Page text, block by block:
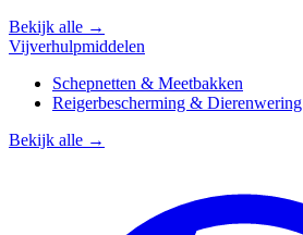
Bekijk alle →
Vijverhulpmiddelen
Schepnetten & Meetbakken
Reigerbescherming & Dierenwering
Bekijk alle →